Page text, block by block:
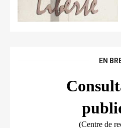
EN
(Centre de